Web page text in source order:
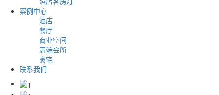
案例中心
酒店
餐厅
商业空间
高端会所
豪宅
联系我们